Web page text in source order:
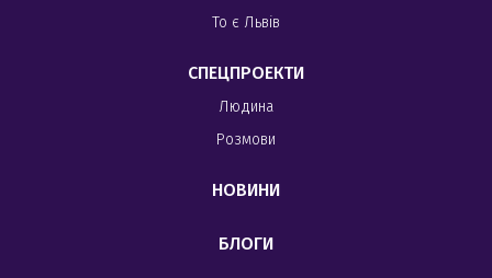
То є Львів
СПЕЦПРОЕКТИ
Людина
Розмови
НОВИНИ
БЛОГИ